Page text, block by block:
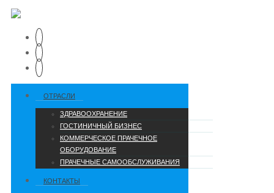
ОТРАСЛИ
ЗДРАВООХРАНЕНИЕ
ГОСТИНИЧНЫЙ БИЗНЕС
КОММЕРЧЕСКОЕ ПРАЧЕЧНОЕ
ОБОРУДОВАНИЕ
ПРАЧЕЧНЫЕ САМООБСЛУЖИВАНИЯ
КОНТАКТЫ